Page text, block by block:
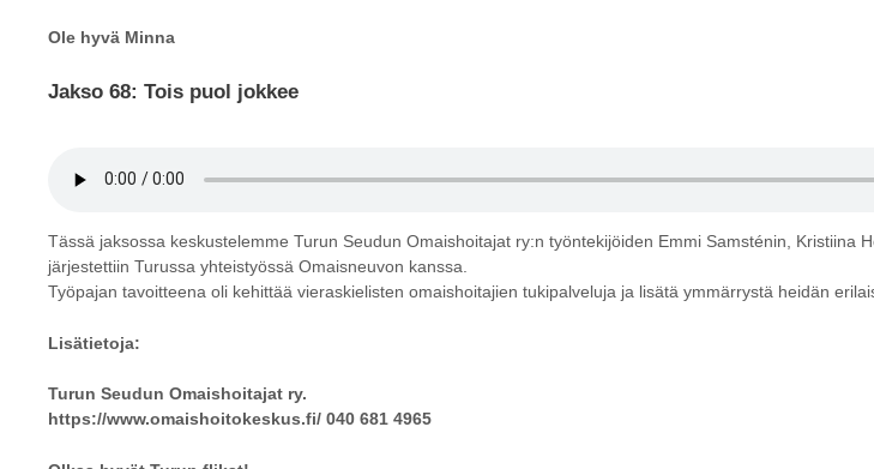
Ole hyvä Minna
Jakso 68: Tois puol jokkee
Tässä jaksossa keskustelemme Turun Seudun Omaishoitajat ry:n työntekijöiden Emmi Samsténin, Kristiina
järjestettiin Turussa yhteistyössä Omaisneuvon kanssa.
Työpajan tavoitteena oli kehittää vieraskielisten omaishoitajien tukipalveluja ja lisätä ymmärrystä heidän
Lisätietoja:
Turun Seudun Omaishoitajat ry.
https://www.omaishoitokeskus.fi/ 040 681 4965